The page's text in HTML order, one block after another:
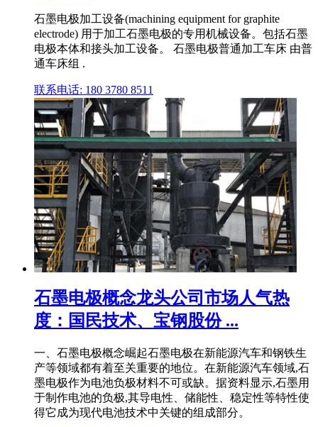
石墨电极加工设备(machining equipment for graphite
electrode) 用于加工石墨电极的专用机械设备。包括石墨
电极本体和接头加工设备。 石墨电极普通加工车床 由普
通车床组 .
联系电话: 180 3780 8511
石墨电极概念龙头公司市场人气热
度：国民技术、宝钢股份 ...
一、石墨电极概念崛起石墨电极在新能源汽车和钢铁生
产等领域都有着至关重要的地位。在新能源汽车领域,石
墨电极作为电池负极材料不可或缺。据资料显示,石墨用
于制作电池的负极,其导电性、储能性、稳定性等特性使
得它成为现代电池技术中关键的组成部分。